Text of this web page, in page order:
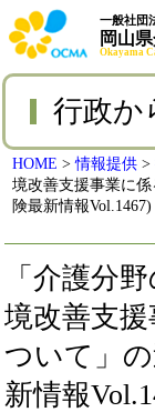
一般社団
岡山
Okayama
行政か
HOME >情報提供 >
境改善支援事業に
険最新情報Vol.1467)
「介護分
境改善支
ついて」
新情報